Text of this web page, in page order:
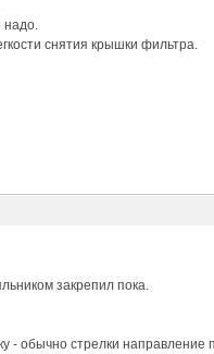
надо.
снятия крышки фильтра.
закрепил пока.
- обычно стрелки направление